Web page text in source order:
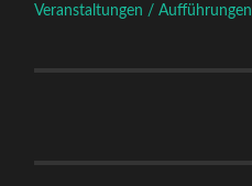
Veranstaltungen / Aufführungen